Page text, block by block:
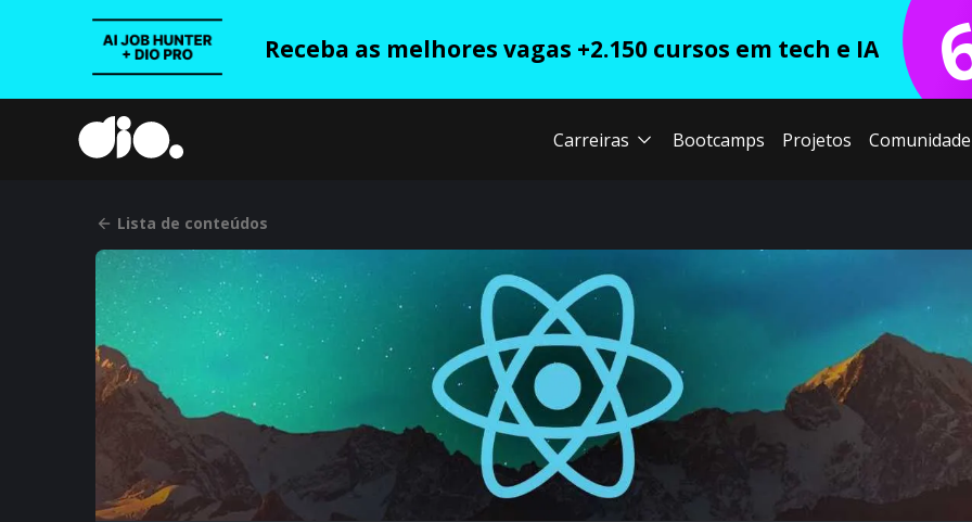
Receba as melhores vagas +2.150 cursos em tech e IA
Carreiras Bootcamps Projetos Comunidade
Lista de conteúdos